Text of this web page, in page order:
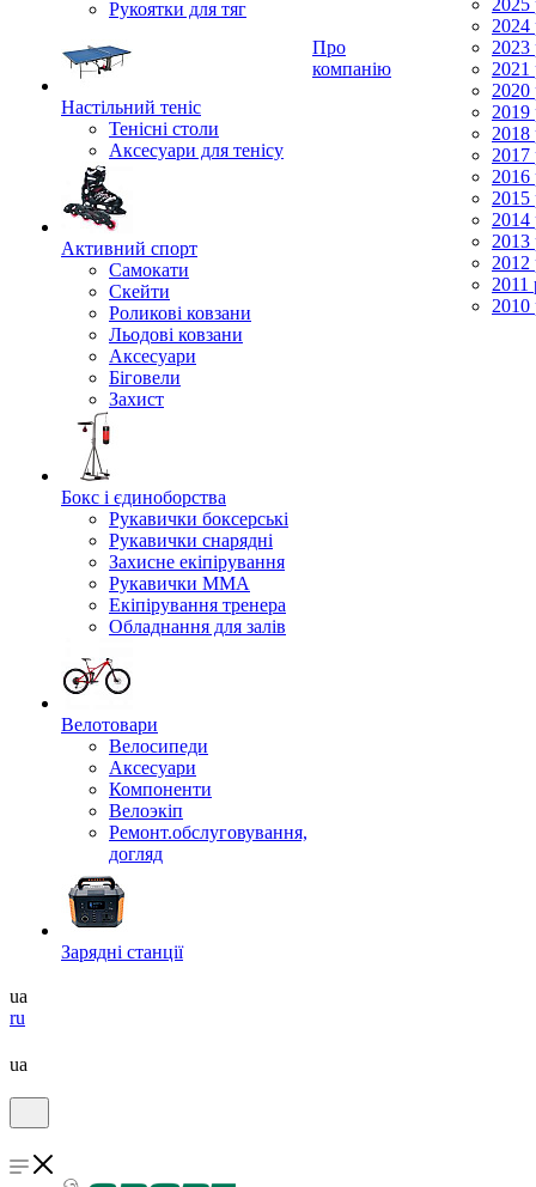
Рукоятки для тяг
Настільний теніс
Тенісні столи
Аксесуари для тенісу
Активний спорт
Самокати
Скейти
Роликові ковзани
Льодові ковзани
Аксесуари
Біговели
Захист
Бокс і єдиноборства
Рукавички боксерські
Рукавички снарядні
Захисне екіпірування
Рукавички ММА
Екіпірування тренера
Обладнання для залів
Велотовари
Велосипеди
Аксесуари
Компоненти
Велоэкіп
Ремонт.обслуговування,
догляд
Зарядні станції
Про
компанію
2025
2024
2023
2021
2020
2019
2018
2017
2016
2015
2014
2013
2012
2011
2010
ua
ru
ua